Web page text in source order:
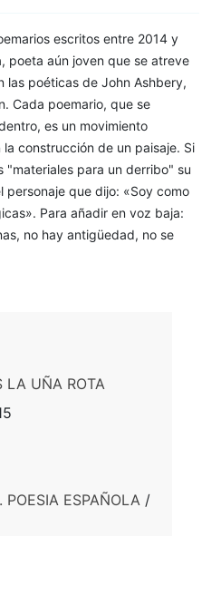
escritos entre 2014 y
poeta aún joven que se atreve
las poéticas de John Ashbery,
Cada poemario, que se
es un movimiento
construcción de un paisaje. Si
para un derribo" su
que dijo: «Soy como
Para añadir en voz baja:
no hay antigüedad, no se
LA UÑA ROTA
POESIA ESPAÑOLA /